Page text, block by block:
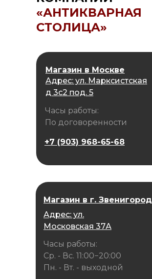
«АНТИКВАРНАЯ
СТОЛИЦА»
Магазин в Москве
Адрес: ул. Марксистская
д 3с2 под. 5
Часы работы:
По договоренности
Часы работы:
Ср. - Вс. 11:00−20:00
Пн. - Вт. - выходной
Магазин в г. Звенигород
Адрес: ул.
Московская 37А
+7 (903) 968-65-68